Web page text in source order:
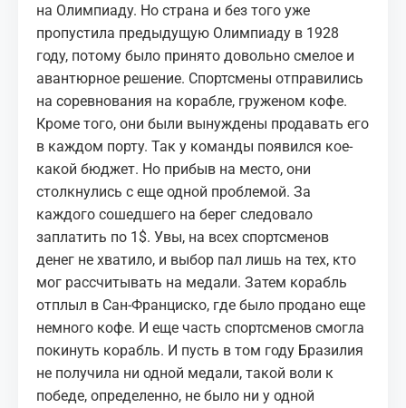
на Олимпиаду. Но страна и без того уже
пропустила предыдущую Олимпиаду в 1928
году, потому было принято довольно смелое и
авантюрное решение. Спортсмены отправились
на соревнования на корабле, груженом кофе.
Кроме того, они были вынуждены продавать его
в каждом порту. Так у команды появился кое-
какой бюджет. Но прибыв на место, они
столкнулись с еще одной проблемой. За
каждого сошедшего на берег следовало
заплатить по 1$. Увы, на всех спортсменов
денег не хватило, и выбор пал лишь на тех, кто
мог рассчитывать на медали. Затем корабль
отплыл в Сан-Франциско, где было продано еще
немного кофе. И еще часть спортсменов смогла
покинуть корабль. И пусть в том году Бразилия
не получила ни одной медали, такой воли к
победе, определенно, не было ни у одной